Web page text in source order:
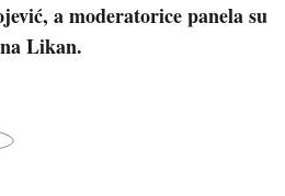
a moderatorice panela su
Likan.